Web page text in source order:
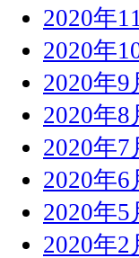
2020年
2020年
2020年9
2020年8
2020年7
2020年6
2020年5
2020年2